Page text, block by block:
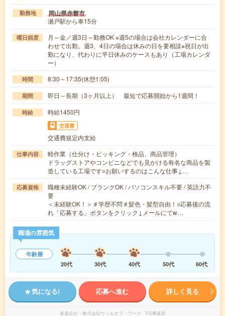
勤務地 岡山県赤磐市
瀬戸駅から車15分
曜日頻度
月～金／週3日～勤務OK ※週5の場合は会社カレンダーに合
わせて出勤。週3、4日の場合は休みの日を要相談※祝日が出
勤になり、代わりに平日休みのケースもあり（工場カレンダ
ー）
時間 8:30～17:35(休憩1:05)
期間 即日～長期（3ヶ月以上） 最短で応募開始から1週間！
時給 時給1450円
交通費
交通費規定内支給
仕事内容
軽作業（仕分け・ピッキング・検品、商品管理）
ドラッグストアやコンビニなどでも見かける有名な商品を製
造している工場です○お願いするのはこんな仕事↓…
応募資格
職種未経験OK / ブランクOK / パソコンスキル不要 / 英語力不
要
＜未経験OK！＞＃学歴不問＃髪色・髪型自由！○応募後の流
れ「応募する」ボタンをクリック↓メールにてw…
職場の雰囲気
年齢層
20代
30代 40代 50代 60代
気になる! 応募へ進む 詳しく見る
派遣会社 株式会社ウィルオブ・ワーク FO事業部